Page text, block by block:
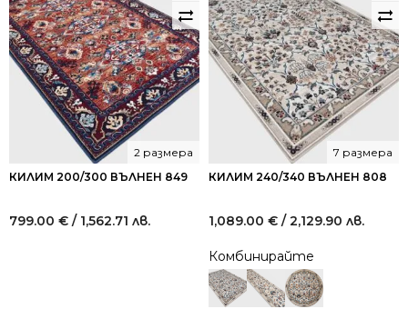
КИЛИМ 200/300 ВЪЛНЕН 849
2 размера
799.00 € / 1,562.71 лв.
КИЛИМ 240/340 ВЪЛНЕН 808
7 размера
1,089.00 € / 2,129.90 лв.
Комбинирайте